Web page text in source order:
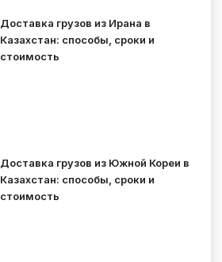
Доставка грузов из Ирана в
Казахстан: способы, сроки и
стоимость
Доставка грузов из Южной Кореи в
Казахстан: способы, сроки и
стоимость